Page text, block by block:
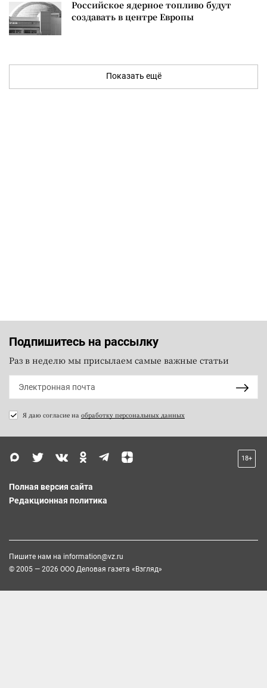
Российское ядерное топливо будут
создавать в центре Европы
Показать ещё
Подпишитесь на рассылку
Раз в неделю мы присылаем самые важные статьи
Я даю согласие на обработку персональных данных
18+
Полная версия сайта
Редакционная политика
Пишите нам на information@vz.ru
© 2005 — 2026 ООО Деловая газета «Взгляд»